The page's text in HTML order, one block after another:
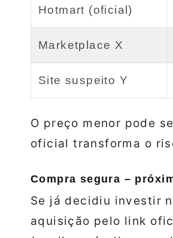
Hotmart (oficial)
Marketplace X
Site suspeito Y
O preço menor pode
oficial transforma o
Compra segura –
Se já decidiu investir
aquisição pelo link